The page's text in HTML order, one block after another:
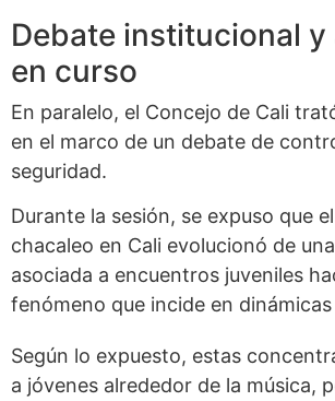
Debate institucional y
en curso
En paralelo, el Concejo de Cali
en el marco de un debate de
seguridad.
Durante la sesión, se expuso que
chacaleo en Cali evolucionó de
asociada a encuentros juveniles
fenómeno que incide en
Según lo expuesto, estas
a jóvenes alrededor de la música,